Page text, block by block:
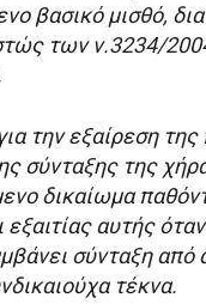
βασικό μισθό,
των ν.3234/
την εξαίρεση
σύνταξης της
δικαίωμα
εξαιτίας αυτής
σύνταξη από
τέκνα.